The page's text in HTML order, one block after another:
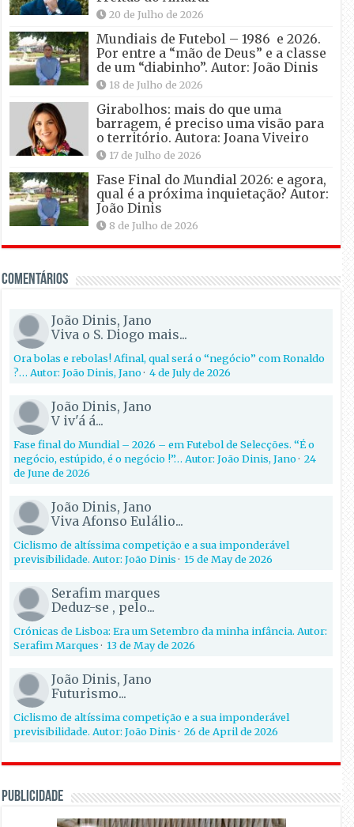
20 de Julho de 2026
Mundiais de Futebol – 1986 e 2026.
Por entre a “mão de Deus” e a classe
de um “diabinho”. Autor: João Dinis
18 de Julho de 2026
Girabolhos: mais do que uma
barragem, é preciso uma visão para
o território. Autora: Joana Viveiro
17 de Julho de 2026
Fase Final do Mundial 2026: e agora,
qual é a próxima inquietação? Autor:
João Dinis
8 de Julho de 2026
Comentários
João Dinis, Jano
Viva o S. Diogo mais...
Ora bolas e rebolas! Afinal, qual será o “negócio” com Ronaldo
?… Autor: João Dinis, Jano·4 de July de 2026
João Dinis, Jano
V iv'á á...
Fase final do Mundial – 2026 – em Futebol de Selecções. “É o
negócio, estúpido, é o negócio !”… Autor: João Dinis, Jano·24
de June de 2026
João Dinis, Jano
Viva Afonso Eulálio...
Ciclismo de altíssima competição e a sua imponderável
previsibilidade. Autor: João Dinis·15 de May de 2026
Serafim marques
Deduz-se , pelo...
Crónicas de Lisboa: Era um Setembro da minha infância. Autor:
Serafim Marques·13 de May de 2026
João Dinis, Jano
Futurismo...
Ciclismo de altíssima competição e a sua imponderável
previsibilidade. Autor: João Dinis·26 de April de 2026
PUBLICIDADE